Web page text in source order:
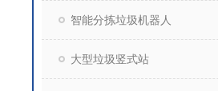
智能分拣垃圾机器人
大型垃圾竖式站